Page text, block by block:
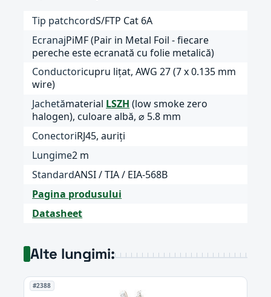
Tip patchcordS/FTP Cat 6A
EcranajPiMF (Pair in Metal Foil - fiecare
pereche este ecranată cu folie metalică)
Conductoricupru lițat, AWG 27 (7 x 0.135 mm
wire)
Jachetămaterial LSZH (low smoke zero
halogen), culoare albă, ⌀ 5.8 mm
ConectoriRJ45, auriți
Lungime2 m
StandardANSI / TIA / EIA-568B
Pagina produsului
Datasheet
Alte lungimi:
#2388